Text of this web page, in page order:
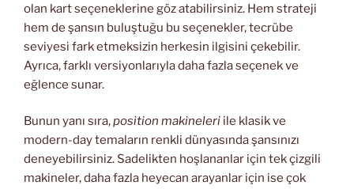
olan kart seçeneklerine göz atabilirsiniz. Hem strateji
hem de şansın buluştuğu bu seçenekler, tecrübe
seviyesi fark etmeksizin herkesin ilgisini çekebilir.
Ayrıca, farklı versiyonlarıyla daha fazla seçenek ve
eğlence sunar.
Bunun yanı sıra,position makineleri ile klasik ve
modern-day temaların renkli dünyasında şansınızı
deneyebilirsiniz. Sadelikten hoşlananlar için tek çizgili
makineler, daha fazla heyecan arayanlar için ise çok